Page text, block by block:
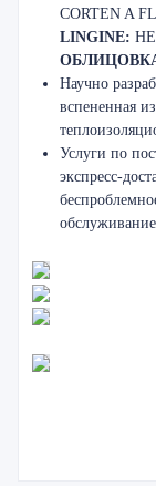
CORTEN A
LINGINE:
Научно
вспененная
Услуги по
экспресс-
обслуживание